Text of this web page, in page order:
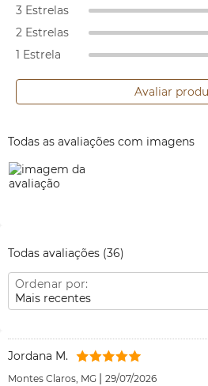
3 Estrelas
2 Estrelas
1 Estrela
Avaliar
Todas as avaliações com imagens
Todas avaliações (36)
Ordenar por:
Mais recentes
Jordana M.
Montes Claros, MG | 29/07/2026